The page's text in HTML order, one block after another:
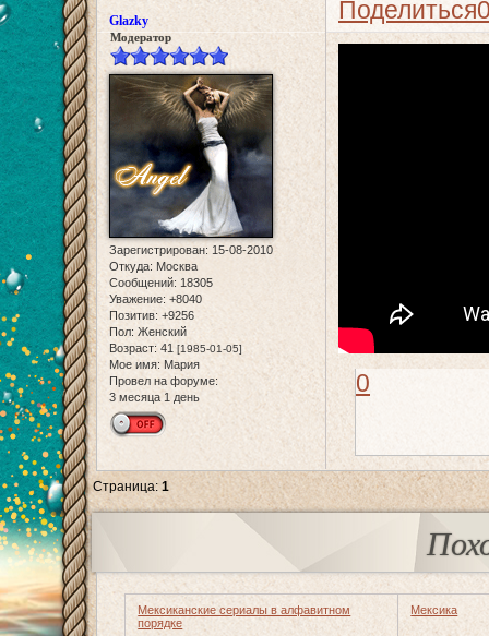
Поделиться
Glazky
Модератор
Зарегистрирован: 15-08-2010
Откуда: Москва
Сообщений: 18305
Уважение: +8040
Позитив: +9256
Пол: Женский
Возраст: 41 [1985-01-05]
Мое имя: Мария
Провел на форуме:
3 месяца 1 день
0
Страница:1
Мексиканские сериалы в алфавитном
порядке
Мексика